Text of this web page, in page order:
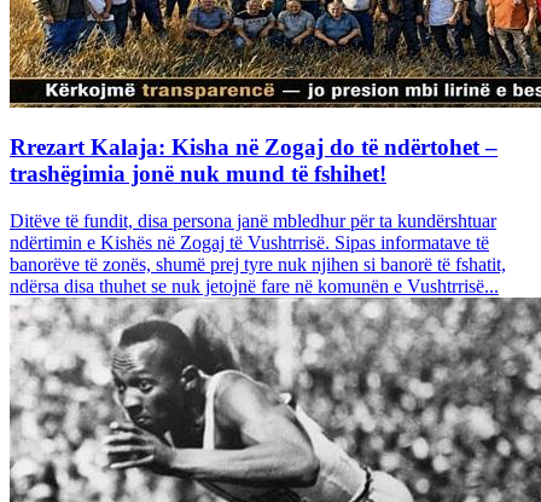
Rrezart Kalaja: Kisha në Zogaj do të ndërtohet –
trashëgimia jonë nuk mund të fshihet!
Ditëve të fundit, disa persona janë mbledhur për ta kundërshtuar
ndërtimin e Kishës në Zogaj të Vushtrrisë. Sipas informatave të
banorëve të zonës, shumë prej tyre nuk njihen si banorë të fshatit,
ndërsa disa thuhet se nuk jetojnë fare në komunën e Vushtrrisë...